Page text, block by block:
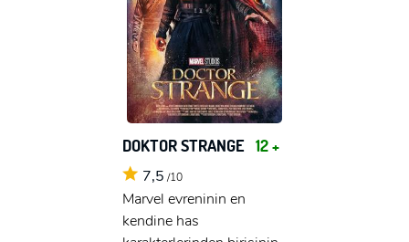
DOKTOR STRANGE 12 +
7,5 /10
Marvel evreninin en
kendine has